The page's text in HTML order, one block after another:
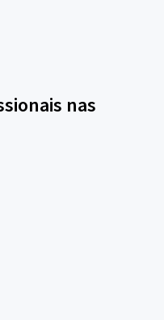
nas